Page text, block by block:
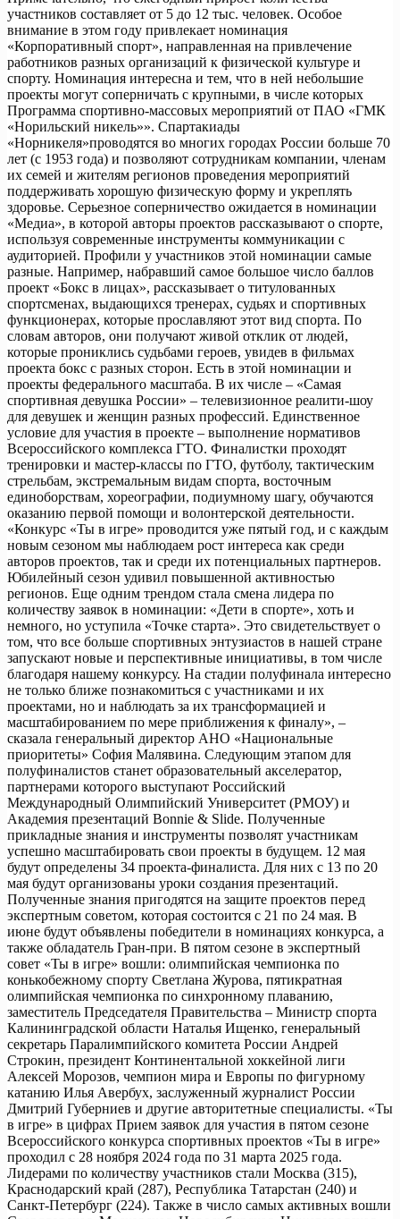
участников составляет от 5 до 12 тыс. человек. Особое
внимание в этом году привлекает номинация
«Корпоративный спорт», направленная на привлечение
работников разных организаций к физической культуре и
спорту. Номинация интересна и тем, что в ней небольшие
проекты могут соперничать с крупными, в числе которых
Программа спортивно-массовых мероприятий от ПАО «ГМК
«Норильский никель»». Спартакиады
«Норникеля»проводятся во многих городах России больше 70
лет (с 1953 года) и позволяют сотрудникам компании, членам
их семей и жителям регионов проведения мероприятий
поддерживать хорошую физическую форму и укреплять
здоровье. Серьезное соперничество ожидается в номинации
«Медиа», в которой авторы проектов рассказывают о спорте,
используя современные инструменты коммуникации с
аудиторией. Профили у участников этой номинации самые
разные. Например, набравший самое большое число баллов
проект «Бокс в лицах», рассказывает о титулованных
спортсменах, выдающихся тренерах, судьях и спортивных
функционерах, которые прославляют этот вид спорта. По
словам авторов, они получают живой отклик от людей,
которые прониклись судьбами героев, увидев в фильмах
проекта бокс с разных сторон. Есть в этой номинации и
проекты федерального масштаба. В их числе – «Самая
спортивная девушка России» – телевизионное реалити-шоу
для девушек и женщин разных профессий. Единственное
условие для участия в проекте – выполнение нормативов
Всероссийского комплекса ГТО. Финалистки проходят
тренировки и мастер-классы по ГТО, футболу, тактическим
стрельбам, экстремальным видам спорта, восточным
единоборствам, хореографии, подиумному шагу, обучаются
оказанию первой помощи и волонтерской деятельности.
«Конкурс «Ты в игре» проводится уже пятый год, и с каждым
новым сезоном мы наблюдаем рост интереса как среди
авторов проектов, так и среди их потенциальных партнеров.
Юбилейный сезон удивил повышенной активностью
регионов. Еще одним трендом стала смена лидера по
количеству заявок в номинации: «Дети в спорте», хоть и
немного, но уступила «Точке старта». Это свидетельствует о
том, что все больше спортивных энтузиастов в нашей стране
запускают новые и перспективные инициативы, в том числе
благодаря нашему конкурсу. На стадии полуфинала интересно
не только ближе познакомиться с участниками и их
проектами, но и наблюдать за их трансформацией и
масштабированием по мере приближения к финалу», –
сказала генеральный директор АНО «Национальные
приоритеты» София Малявина. Следующим этапом для
полуфиналистов станет образовательный акселератор,
партнерами которого выступают Российский
Международный Олимпийский Университет (РМОУ) и
Академия презентаций Bonnie & Slide. Полученные
прикладные знания и инструменты позволят участникам
успешно масштабировать свои проекты в будущем. 12 мая
будут определены 34 проекта-финалиста. Для них с 13 по 20
мая будут организованы уроки создания презентаций.
Полученные знания пригодятся на защите проектов перед
экспертным советом, которая состоится с 21 по 24 мая. В
июне будут объявлены победители в номинациях конкурса, а
также обладатель Гран-при. В пятом сезоне в экспертный
совет «Ты в игре» вошли: олимпийская чемпионка по
конькобежному спорту Светлана Журова, пятикратная
олимпийская чемпионка по синхронному плаванию,
заместитель Председателя Правительства – Министр спорта
Калининградской области Наталья Ищенко, генеральный
секретарь Паралимпийского комитета России Андрей
Строкин, президент Континентальной хоккейной лиги
Алексей Морозов, чемпион мира и Европы по фигурному
катанию Илья Авербух, заслуженный журналист России
Дмитрий Губерниев и другие авторитетные специалисты. «Ты
в игре» в цифрах Прием заявок для участия в пятом сезоне
Всероссийского конкурса спортивных проектов «Ты в игре»
проходил с 28 ноября 2024 года по 31 марта 2025 года.
Лидерами по количеству участников стали Москва (315),
Краснодарский край (287), Республика Татарстан (240) и
Санкт-Петербург (224). Также в число самых активных вошли